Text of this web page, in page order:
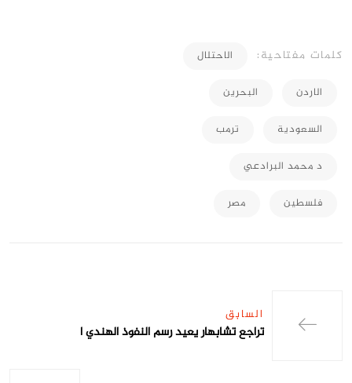
كلمات مفتاحية: الاحتلال
الاردن البحرين
السعودية ترمب
د محمد البرادعي
فلسطين مصر
السابق
تراجع تشابهار يعيد رسم النفوذ الهندي ا